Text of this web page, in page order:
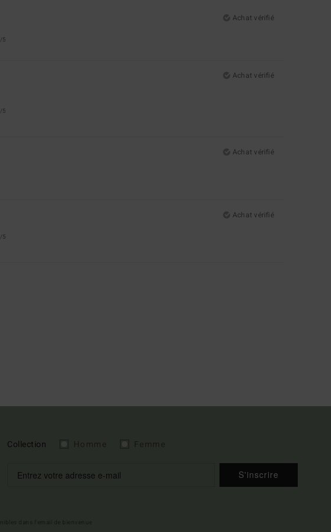
Achat vérifié
/5
Achat vérifié
/5
Achat vérifié
Achat vérifié
/5
Collection
S'inscrire